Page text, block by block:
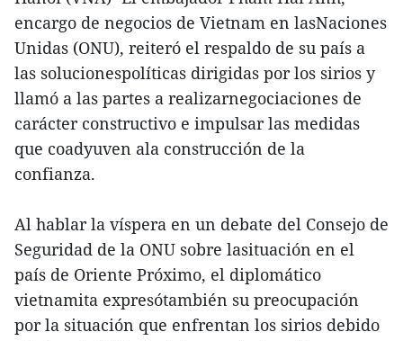
encargo de negocios de Vietnam en lasNaciones
Unidas (ONU), reiteró el respaldo de su país a
las solucionespolíticas dirigidas por los sirios y
llamó a las partes a realizarnegociaciones de
carácter constructivo e impulsar las medidas
que coadyuven ala construcción de la
confianza.
Al hablar la víspera en un debate del Consejo de
Seguridad de la ONU sobre lasituación en el
país de Oriente Próximo, el diplomático
vietnamita expresótambién su preocupación
por la situación que enfrentan los sirios debido